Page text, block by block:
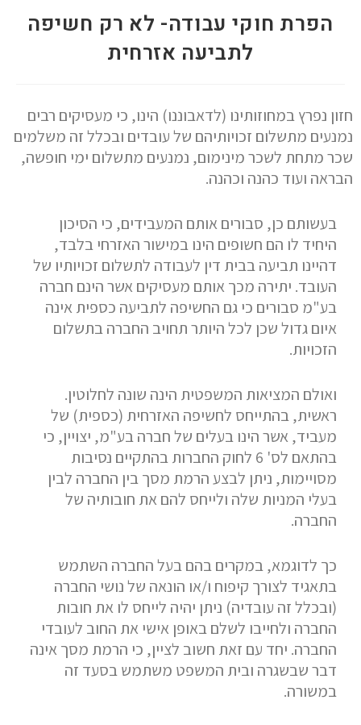
format_underlined הוסף קו תחתון לקישורים
סמן קישורים
הפרת חוקי עבודה- לא רק חשיפה
לתביעה אזרחית
חזון נפרץ במחוזותינו (לדאבוננו) הינו, כי מעסיקים רבים
נמנעים מתשלום זכויותיהם של עובדים ובכלל זה משלמים
שכר מתחת לשכר מינימום, נמנעים מתשלום ימי חופשה,
הבראה ועוד כהנה וכהנה.
בעשותם כן, סבורים אותם המעבידים, כי הסיכון
היחיד לו הם חשופים הינו במישור האזרחי בלבד,
דהיינו תביעה בבית דין לעבודה לתשלום זכויותיו של
העובד. יתירה מכך אותם מעסיקים אשר הינם חברה
בע"מ סבורים כי גם החשיפה לתביעה כספית אינה
איום גדול שכן לכל היותר תחויב החברה בתשלום
הזכויות.
ואולם המציאות המשפטית הינה שונה לחלוטין.
ראשית, בהתייחס לחשיפה האזרחית (כספית) של
מעביד, אשר הינו בעלים של חברה בע"מ, יצויין, כי
בהתאם לס' 6 לחוק החברות בהתקיים נסיבות
מסויימות, ניתן לבצע הרמת מסך בין החברה לבין
בעלי המניות שלה ולייחס להם את חובותיה של
החברה.
כך לדוגמא, במקרים בהם בעל החברה השתמש
בתאגיד לצורך קיפוח ו/או הונאה של נושי החברה
(ובכלל זה עובדיה) ניתן יהיה לייחס לו את חובות
החברה ולחייבו לשלם באופן אישי את החוב לעובדי
החברה. יחד עם זאת חשוב לציין, כי הרמת מסך אינה
דבר שבשגרה ובית המשפט משתמש בסעד זה
במשורה.